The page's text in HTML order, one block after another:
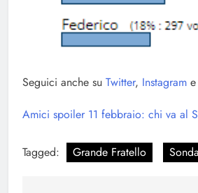
Seguici anche su Twitter, Instagram e
Amici spoiler 11 febbraio: chi va al
Tagged: Grande Fratello